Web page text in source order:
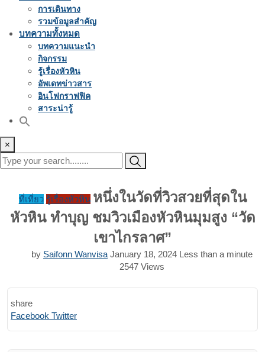
การเดินทาง
รวมข้อมูลสำคัญ
บทความทั้งหมด
บทความแนะนำ
กิจกรรม
รู้เรื่องหัวหิน
อัพเดทข่าวสาร
อินโฟกราฟฟิค
สาระน่ารู้
×
ที่เที่ยว รู้เรื่องหัวหิน หนึ่งในวัดที่วิวสวยที่สุดใน
หัวหิน ทำบุญ ชมวิวเมืองหัวหินมุมสูง “วัด
เขาไกรลาศ”
by Saifonn Wanvisa January 18, 2024 Less than a minute
2547 Views
share
Facebook TwitterPrint
Share